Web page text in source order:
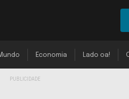
Economia Lado oa!